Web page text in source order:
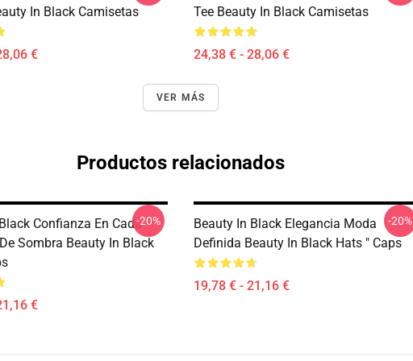
In Black Camisetas
€
Tee Beauty In Black Camisetas
24,38 € - 28,06 €
VER MÁS
Productos relacionados
Confianza En Cada
Sombra Beauty In Black
€
-20%
Beauty In Black Elegancia Moda
Definida Beauty In Black Hats " Caps
19,78 € - 21,16 €
-20%